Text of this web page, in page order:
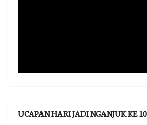
UCAPAN HARI JADI NGANJUK KE